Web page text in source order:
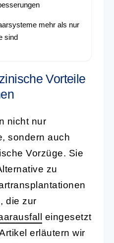
mehr als nur
sind
Vorteile
nicht nur
sondern auch
Vorzüge. Sie
zu
die zur
eingesetzt
erläutern wir